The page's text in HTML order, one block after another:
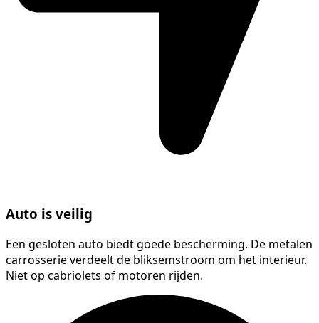
Auto is veilig
Een gesloten auto biedt goede bescherming. De metalen
carrosserie verdeelt de bliksemstroom om het interieur.
Niet op cabriolets of motoren rijden.